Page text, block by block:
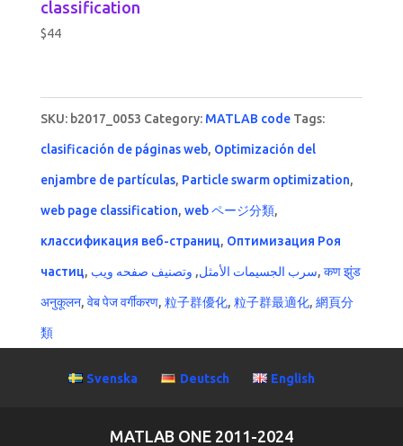
classification
$44
SKU: b2017_0053 Category: MATLAB code Tags:
clasificación de páginas web, Optimización del
enjambre de partículas, Particle swarm optimization,
web page classification, web ページ分類,
классификация веб-страниц, Оптимизация Роя
частиц, سرب الجسيمات الأمثل, وتصنيف صفحه ويب , कण झुंड
अनुकूलन, वेब पेज वर्गीकरण, 粒子群優化, 粒子群最適化, 網頁分
類
Svenska Deutsch English
MATLAB ONE 2011-2024